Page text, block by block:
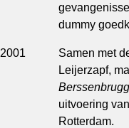
dummy
2001
Samen met
Leijerzapf,
uitvoering
Rotterdam.